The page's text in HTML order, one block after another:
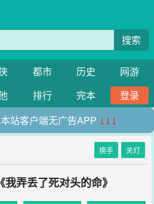
搜索
都市 历史
网游
排行 完本
登录
站客户端无广告APP ↓↓↓
换手 关灯
弄丢了死对头的命》